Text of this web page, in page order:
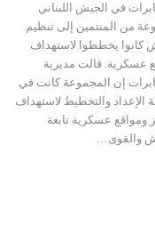
في الجيش اللبناني
من المنتمين إلى تنظيم
كانوا يخططوا لاستهداف
عسكرية. قالت مديرية
إن المجموعة كانت في
الإعداد والتخطيط لاستهداف
ومواقع عسكرية تابعة
والقوى…